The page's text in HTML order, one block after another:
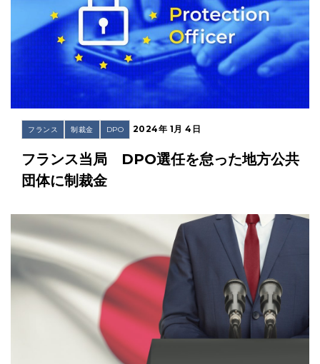
フランス 制裁金 DPO 2024年 1月 4日
フランス当局 DPO選任を怠った地方公共
団体に制裁金